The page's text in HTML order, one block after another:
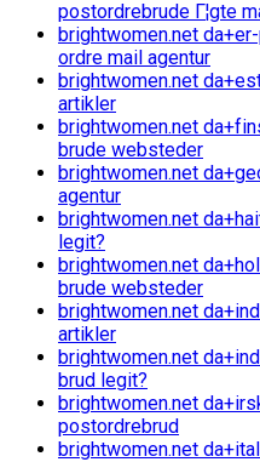
postordrebrude Г¦gte
brightwomen.net
ordre mail agentur
brightwomen.net
artikler
brightwomen.net
brude websteder
brightwomen.net
agentur
brightwomen.net
legit?
brightwomen.net
brude websteder
brightwomen.net
artikler
brightwomen.net
brud legit?
brightwomen.net
postordrebrud
brightwomen.net